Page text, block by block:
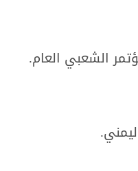
الشعبي العام.